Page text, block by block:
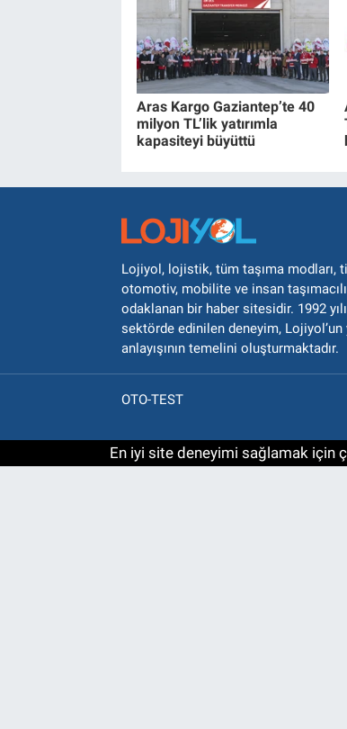
Aras Kargo Gaziantep’te 40
milyon TL’lik yatırımla
kapasiteyi büyüttü
Lojiyol, lojistik, tüm taşıma modları,
otomotiv, mobilite ve insan
odaklanan bir haber sitesidir. 1992
sektörde edinilen deneyim, Lojiyol’un
anlayışının temelini oluşturmaktadır.
OTO-TEST
En iyi site deneyimi sağlamak için